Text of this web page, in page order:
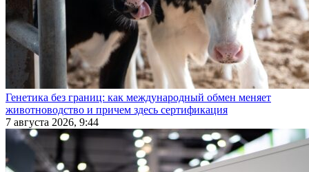
Генетика без границ: как международный обмен меняет
животноводство и причем здесь сертификация
7 августа 2026, 9:44